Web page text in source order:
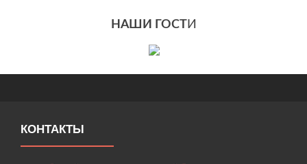
НАШИ ГОСТИ
КОНТАКТЫ